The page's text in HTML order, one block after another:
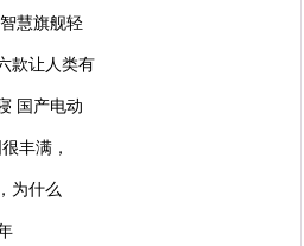
慧旗舰轻
款让人类有
国产电动
丰满，
为什么